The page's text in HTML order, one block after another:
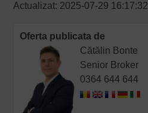
Actualizat: 2025-07-29 16:17:32
Oferta publicata de
Cătălin Bonte
Senior Broker
0364 644 644